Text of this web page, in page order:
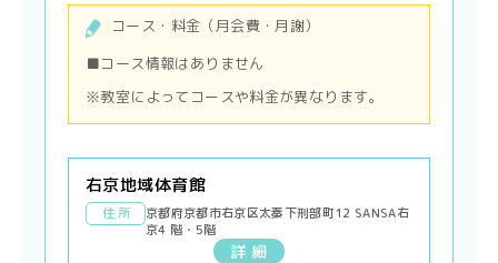
コース・料金（月会費・月謝）
■コース情報はありません
※教室によってコースや料金が異なります。
右京地域体育館
住 所
京都府京都市右京区太秦下刑部町12 SANSA右
京4 階・5階
詳 細